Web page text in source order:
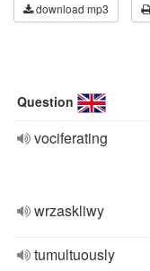
download mp3
Question
vociferating
wrzaskliwy
tumultuously